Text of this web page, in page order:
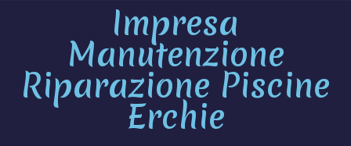
Impresa
Manutenzione
Riparazione Piscine
Erchie